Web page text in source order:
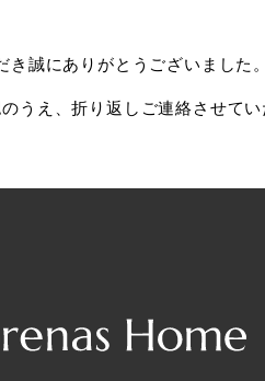
誠にありがとうございました。
うえ、折り返しご連絡させてい